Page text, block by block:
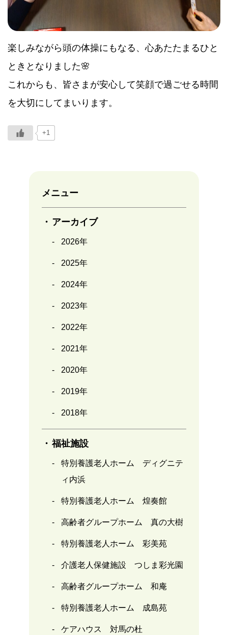
メニュー
アーカイブ
2026年
2025年
2024年
2023年
2022年
2021年
2020年
2019年
2018年
福祉施設
特別養護老人ホーム ディグニテ
ィ内浜
特別養護老人ホーム 煌奏館
高齢者グループホーム 真の大樹
特別養護老人ホーム 彩美苑
介護老人保健施設 つしま彩光園
高齢者グループホーム 和庵
特別養護老人ホーム 成島苑
ケアハウス 対馬の杜
楽しみながら頭の体操にもなる、心あたたまるひと
ときとなりました🌸
これからも、皆さまが安心して笑顔で過ごせる時間
を大切にしてまいります。
+1